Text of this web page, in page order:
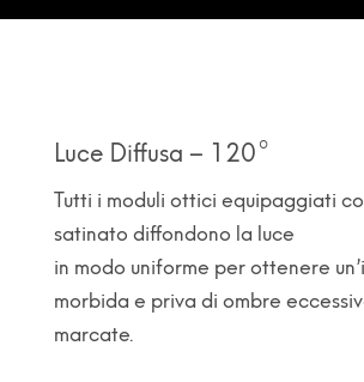
Luce Diffusa – 120°
Tutti i moduli ottici equipaggiati
satinato diffondono la luce
in modo uniforme per ottenere
morbida e priva di ombre
marcate.